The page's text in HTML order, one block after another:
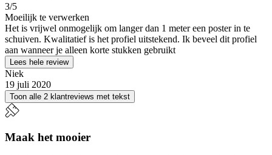
3/5
Moeilijk te verwerken
Het is vrijwel onmogelijk om langer dan 1 meter een poster in te
schuiven. Kwalitatief is het profiel uitstekend. Ik beveel dit profiel
aan wanneer je alleen korte stukken gebruikt
Lees hele review
Niek
19 juli 2020
Toon alle 2 klantreviews met tekst
Maak het mooier